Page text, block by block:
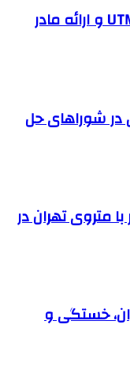
جزئیات ثبت ادعا، تهیه نقشه UTM و ارائه مادر
شوراهای حل
مسافر با متروی تهران در
خستگی و